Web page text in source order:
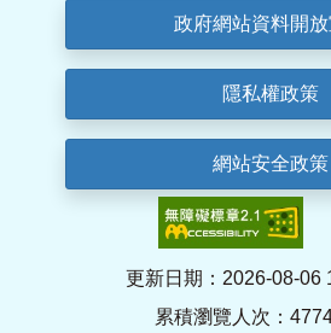
政府網站資料開
隱私權政策
網站安全政策
更新日期：2026-08-06
累積瀏覽人次：